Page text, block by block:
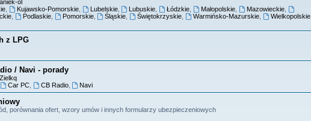
ol
, Kujawsko-Pomorskie, Lubelskie, Lubuskie Łódzkie Małopolskie Mazowieckie,
, Podlaskie, Pomorskie, Śląskie Świętokrzyskie Warmińsko-Mazurskie Wielkopolskie,
z LPG
/ Navi - porady
Zielkq
Car PC, CB Radio, Navi
porównania ofert, wzory umów i innych formularzy ubezpieczeniowych